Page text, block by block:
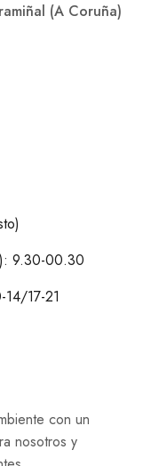
(A Coruña)
9.30-00.30
14/17-21
con un
nosotros y